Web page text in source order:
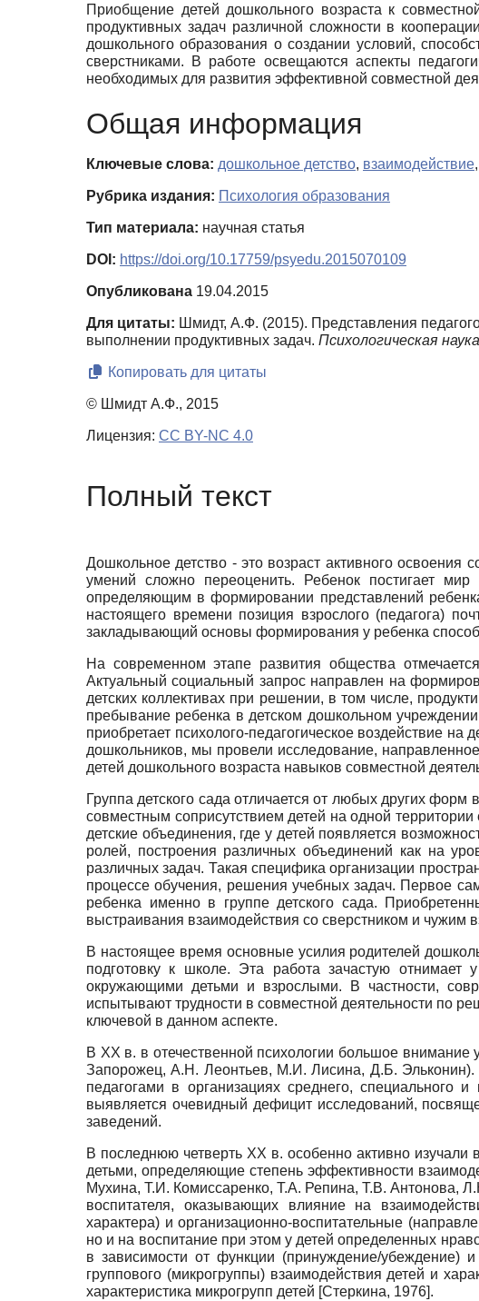
Приобщение детей дошкольного возраста к
продуктивных задач различной сложности в
дошкольного образования о создании условий,
сверстниками. В работе освещаются аспекты
необходимых для развития эффективной совместной
Общая информация
Ключевые слова: дошкольное детство, взаимодействие,
Рубрика издания: Психология образования
Тип материала: научная статья
DOI: https://doi.org/10.17759/psyedu.2015070109
Опубликована 19.04.2015
Для цитаты: Шмидт, А.Ф. (2015). Представления
выполнении продуктивных задач. Психологическая
Копировать для цитаты
© Шмидт А.Ф., 2015
Лицензия: CC BY-NC 4.0
Полный текст
Дошкольное детство - это возраст активного
умений сложно переоценить. Ребенок постигает
определяющим в формировании представлений
настоящего времени позиция взрослого (педагога)
закладывающий основы формирования у ребенка
На современном этапе развития общества
Актуальный социальный запрос направлен на
детских коллективах при решении, в том числе,
пребывание ребенка в детском дошкольном
приобретает психолого-педагогическое воздействие
дошкольников, мы провели исследование,
детей дошкольного возраста навыков совместной
Группа детского сада отличается от любых других
совместным соприсутствием детей на одной
детские объединения, где у детей появляется
ролей, построения различных объединений как на
различных задач. Такая специфика организации
процессе обучения, решения учебных задач. Первое
ребенка именно в группе детского сада.
выстраивания взаимодействия со сверстником и
В настоящее время основные усилия родителей
подготовку к школе. Эта работа зачастую отнимает
окружающими детьми и взрослыми. В частности,
испытывают трудности в совместной деятельности по
ключевой в данном аспекте.
В ХХ в. в отечественной психологии большое внимание
Запорожец, А.Н. Леонтьев, М.И. Лисина, Д.Б. Эльконин).
педагогами в организациях среднего, специального
выявляется очевидный дефицит исследований,
заведений.
В последнюю четверть ХХ в. особенно активно изучали
детьми, определяющие степень эффективности
Мухина, Т.И. Комиссаренко, Т.А. Репина, Т.В. Антонова,
воспитателя, оказывающих влияние на
характера) и организационно-воспитательные
но и на воспитание при этом у детей определенных
в зависимости от функции (принуждение/убеждение) и
группового (микрогруппы) взаимодействия детей и
характеристика микрогрупп детей [Стеркина, 1976].